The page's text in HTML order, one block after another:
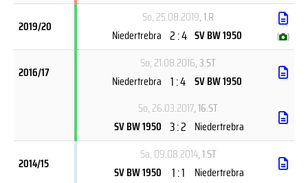
2019/20
So, 25.08.2019, 1.R
Niedertrebra 2 : 4 SV BW 1950 ( )
2016/17
So, 21.08.2016, 3.ST
Niedertrebra 1 : 4 SV BW 1950
So, 26.03.2017, 16.ST
SV BW 1950 3 : 2 Niedertrebra
2014/15
Sa, 09.08.2014, 1.ST
SV BW 1950
1 : 1
Niedertrebra